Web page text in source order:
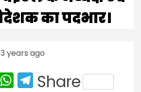
का पदभार।
3 years ago
WhatsApp
Telegram
Share